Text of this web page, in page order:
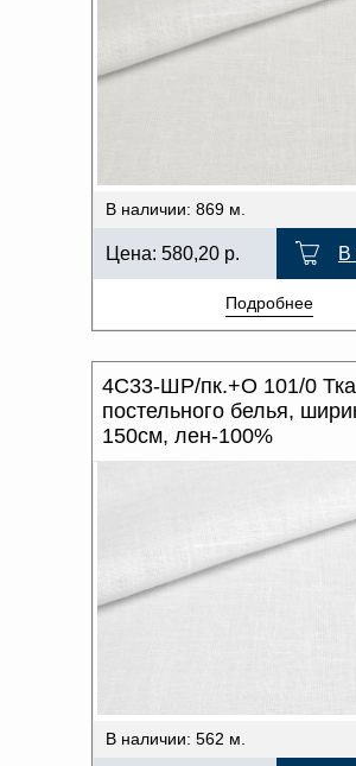
В наличии: 869 м.
Цена: 580,20 р. В
Подробнее
4С33-ШР/пк.+О 101/0
постельного белья,
150см, лен-100%
В наличии: 562 м.